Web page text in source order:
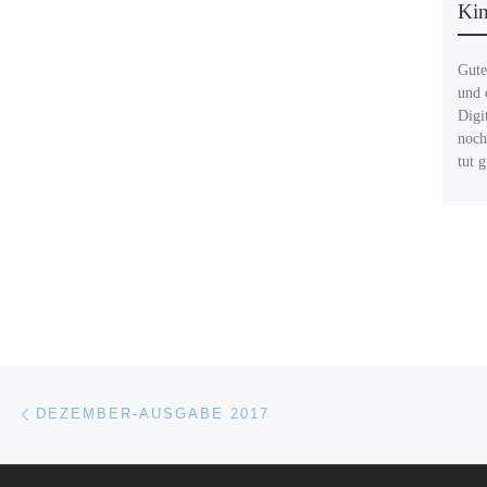
und
tut
Beitragsnavigation
DEZEMBER-AUSGABE 2017